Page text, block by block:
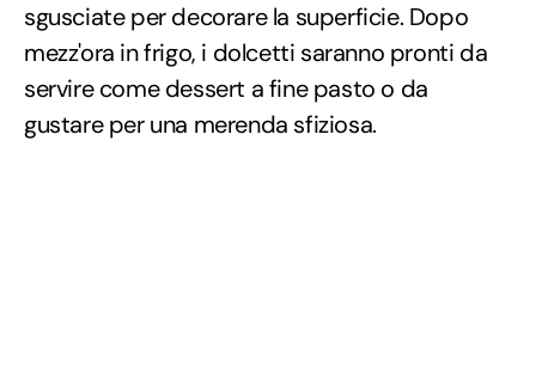
sgusciate per decorare la superficie. Dopo
mezz'ora in frigo, i dolcetti saranno pronti da
servire come dessert a fine pasto o da
gustare per una merenda sfiziosa.